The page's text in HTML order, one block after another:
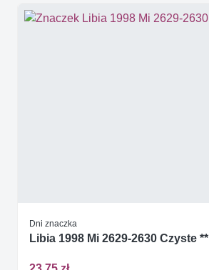
Dni znaczka
Libia 1998 Mi 2629-2630 Czyste **